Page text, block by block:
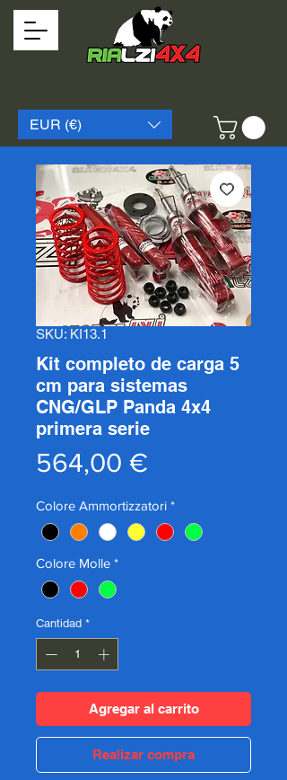
EUR (€)
SKU: KI13.1
Kit completo de carga 5
cm para sistemas
CNG/GLP Panda 4x4
primera serie
564,00 €
Colore Ammortizzatori *
Colore Molle *
Cantidad *
Agregar al carrito
Realizar compra